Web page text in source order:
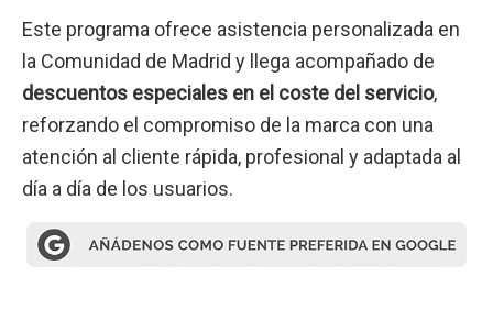
Este programa ofrece asistencia personalizada en
la Comunidad de Madrid y llega acompañado de
descuentos especiales en el coste del servicio,
reforzando el compromiso de la marca con una
atención al cliente rápida, profesional y adaptada al
día a día de los usuarios.